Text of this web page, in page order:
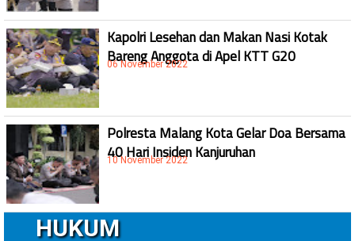
Kapolri Lesehan dan Makan Nasi Kotak
Bareng Anggota di Apel KTT G20
06 November 2022
Polresta Malang Kota Gelar Doa Bersama
40 Hari Insiden Kanjuruhan
10 November 2022
HUKUM